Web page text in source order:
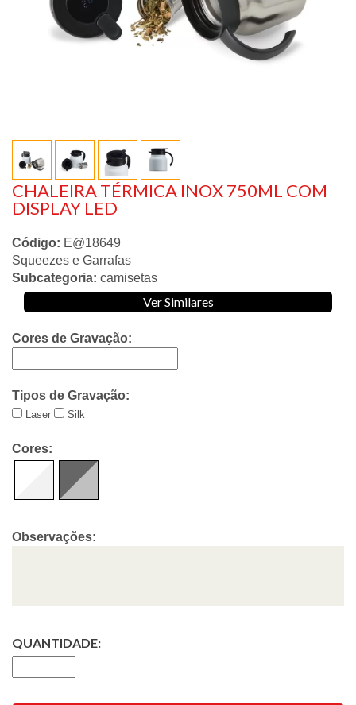
CHALEIRA TÉRMICA INOX 750ML COM
DISPLAY LED
Código: E@18649
Squeezes e Garrafas
Subcategoria: camisetas
Ver Similares
Cores de Gravação:
Tipos de Gravação:
Laser Silk
Cores:
Observações:
QUANTIDADE: